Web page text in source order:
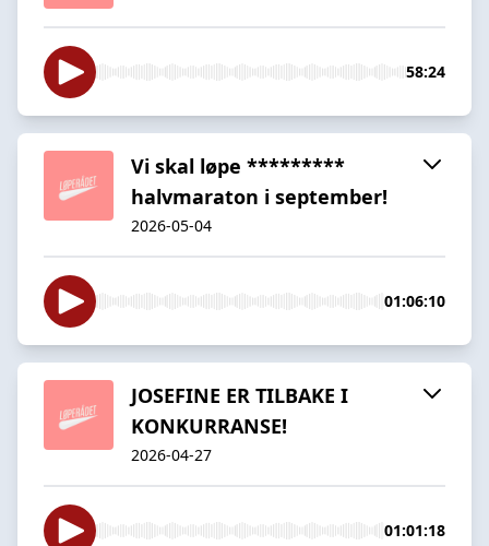
58:24
Vi skal løpe *********
halvmaraton i september!
2026-05-04
01:06:10
JOSEFINE ER TILBAKE I
KONKURRANSE!
2026-04-27
01:01:18